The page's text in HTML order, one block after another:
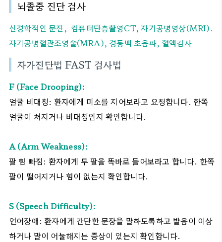
뇌졸중 진단 검사
신경학적인 문진, 컴퓨터단층촬영CT, 자기공명영상(MRI).
자기공명혈관조영술(MRA), 경동맥 초음파, 혈액검사
자가진단법 FAST 검사법
F (Face Drooping):
얼굴 비대칭: 환자에게 미소를 지어보라고 요청합니다. 한쪽
얼굴이 처지거나 비대칭인지 확인합니다.
A (Arm Weakness):
팔 힘 빠짐: 환자에게 두 팔을 똑바로 들어보라고 합니다. 한쪽
팔이 떨어지거나 힘이 없는지 확인합니다.
S (Speech Difficulty):
언어장애: 환자에게 간단한 문장을 말하도록하고 발음이 이상
하거나 말이 어눌해지는 증상이 있는지 확인합니다.